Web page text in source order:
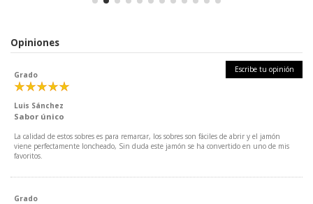
Opiniones
Escribe tu opinión
Grado
Luis Sánchez
Sabor único
La calidad de estos sobres es para remarcar, los sobres son fáciles de abrir y el jamón
viene perfectamente loncheado, Sin duda este jamón se ha convertido en uno de mis
favoritos.
Grado